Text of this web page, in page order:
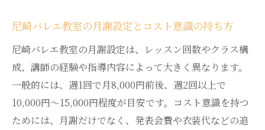
尼崎バレエ教室の月謝設定とコスト意識の持ち方
尼崎バレエ教室の月謝設定は、レッスン回数やクラス構
成、講師の経験や指導内容によって大きく異なります。
一般的には、週1回で月8,000円前後、週2回以上で
10,000円〜15,000円程度が目安です。コスト意識を持つ
ためには、月謝だけでなく、発表会費や衣装代などの追